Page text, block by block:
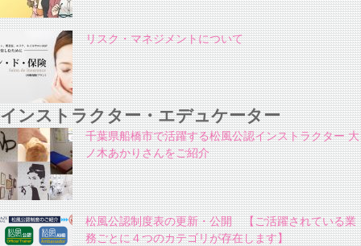
リスク・マネジメントについて
インストラクター・エデュケーター
千葉県船橋市で活躍する松風公認インストラクター 大
ノ木あかりさんをご紹介
松風公認制度表の更新・公開 【ご活躍されている業
務ごとに４つのカテゴリが存在します】